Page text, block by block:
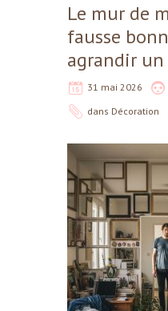
Le mur de
fausse
agrandir un
31 mai 2026
dans Décoration